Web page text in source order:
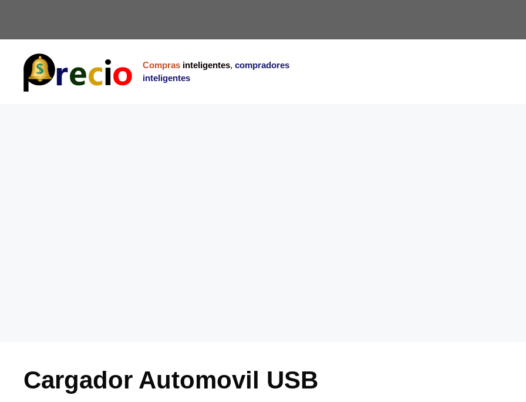
Compras inteligentes, compradores
inteligentes
Cargador Automovil USB